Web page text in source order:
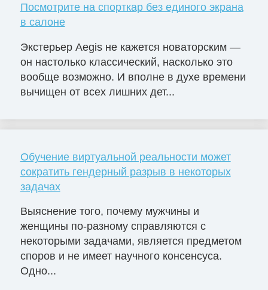
Посмотрите на спорткар без единого экрана
в салоне
Экстерьер Aegis не кажется новаторским —
он настолько классический, насколько это
вообще возможно. И вполне в духе времени
вычищен от всех лишних дет...
Обучение виртуальной реальности может
сократить гендерный разрыв в некоторых
задачах
Выяснение того, почему мужчины и
женщины по-разному справляются с
некоторыми задачами, является предметом
споров и не имеет научного консенсуса.
Одно...